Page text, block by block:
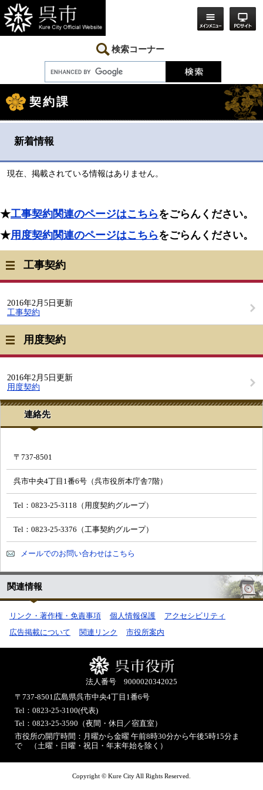
ー
ジ
の
ニ
ュ
ー
本
へ
検索コーナー
文
契約課
新着情報
現在、掲載されている情報はありません。
★工事契約関連のページはこちらをごらんください。
★用度契約関連のページはこちらをごらんください。
工事契約
2016年2月5日更新
工事契約
用度契約
2016年2月5日更新
用度契約
連絡先
〒737-8501
呉市中央4丁目1番6号（呉市役所本庁舎7階）
Tel：0823-25-3118（用度契約グループ）
Tel：0823-25-3376（工事契約グループ）
メールでのお問い合わせはこちら
関連情報
リンク・著作権・免責事項 個人情報保護
アクセシビリティ
広告掲載について
関連リンク 市役所案内
法人番号 9000020342025
〒737-8501広島県呉市中央4丁目1番6号
Tel：0823-25-3100(代表)
Tel：0823-25-3590（夜間・休日／宿直室）
市役所の開庁時間：月曜から金曜 午前8時30分から午後5時15分ま
で （土曜・日曜・祝日・年末年始を除く）
Copyright © Kure City All Rights Reserved.